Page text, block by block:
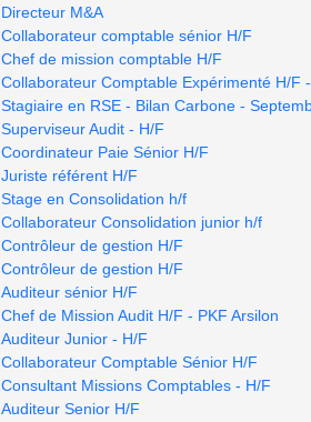
Directeur M&A
Collaborateur comptable sénior H/F
Chef de mission comptable H/F
Collaborateur Comptable Expérimenté H/F
Stagiaire en RSE - Bilan Carbone -
Superviseur Audit - H/F
Coordinateur Paie Sénior H/F
Juriste référent H/F
Stage en Consolidation h/f
Collaborateur Consolidation junior h/f
Contrôleur de gestion H/F
Contrôleur de gestion H/F
Auditeur sénior H/F
Chef de Mission Audit H/F - PKF Arsilon
Auditeur Junior - H/F
Collaborateur Comptable Sénior H/F
Consultant Missions Comptables - H/F
Auditeur Senior H/F